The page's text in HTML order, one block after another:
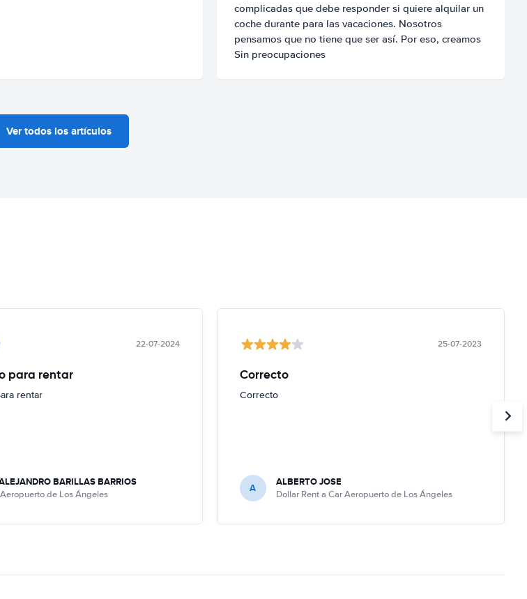
complicadas que debe responder si quiere alquilar un
coche durante para las vacaciones. Nosotros
pensamos que no tiene que ser así. Por eso, creamos
Sin preocupaciones
Ver todos los artículos
22-07-2024
para rentar
rentar
BARILLAS BARRIOS
de Los Ángeles
25-07-2023
Correcto
Correcto
A ALBERTO JOSE
Dollar Rent a Car Aeropuerto de Los Ángeles